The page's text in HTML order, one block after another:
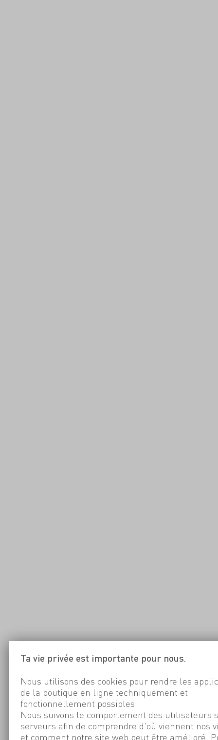
Ta vie privée est importante pour nous.
Nous utilisons des cookies pour rendre les
de la boutique en ligne techniquement et
fonctionnellement possibles.
Nous suivons le comportement des utilisateurs
serveurs afin de comprendre d'où viennent nos
et comment notre site web peut être amélioré.